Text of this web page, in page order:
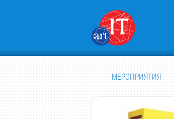
МЕРОПРИЯТИЯ